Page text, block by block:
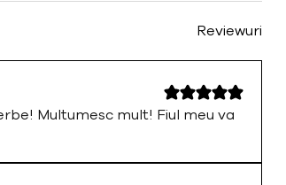
Reviewuri
Multumesc mult! Fiul meu va